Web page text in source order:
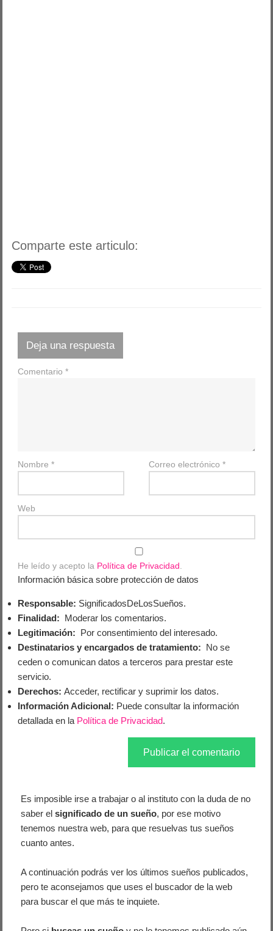
Comparte este articulo:
Deja una respuesta
Comentario*
Nombre* Correo electrónico *
Web
He leído y acepto la Política de Privacidad
Información básica sobre protección de datos
Responsable: SignificadosDeLosSueños.
Finalidad: Moderar los comentarios.
Legitimación: Por consentimiento del interesado.
Destinatarios y encargados de tratamiento: No se
ceden o comunican datos a terceros para prestar este
servicio.
Derechos: Acceder, rectificar y suprimir los datos.
Información Adicional: Puede consultar la información
detallada en la Política de Privacidad.
Es imposible irse a trabajar o al instituto con la duda de no
saber elsignificado de un sueño, por ese motivo
tenemos nuestra web, para que resuelvas tus sueños
cuanto antes.
A continuación podrás ver los últimos sueños publicados,
pero te aconsejamos que uses el buscador de la web
para buscar el que más te inquiete.